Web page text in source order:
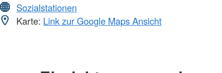
Sozialstationen
Karte: Link zur Google Maps Ansicht